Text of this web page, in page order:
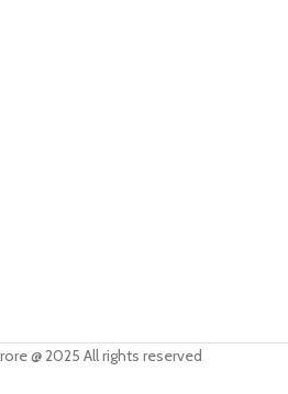
@ 2025 All rights reserved